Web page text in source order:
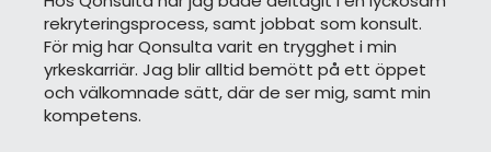
rekryteringsprocess, samt jobbat som konsult.
För mig har Qonsulta varit en trygghet i min
yrkeskarriär. Jag blir alltid bemött på ett öppet
och välkomnade sätt, där de ser mig, samt min
kompetens.